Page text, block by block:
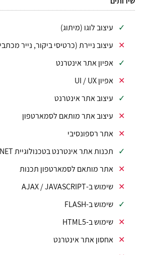
עיצוב לוגו (מיתוג)
עיצוב ניירת (כרטיסי ביקור, נייר
אפיון אתר אינטרנט
אפיון UI / UX
עיצוב אתר אינטרנט
עיצוב אתר מותאם לסמארטפון
אתר רספונסיבי
תכנות אתר אינטרנט בטכנולוגיית ASP.NET
אתר מותאם לסמארטפון תכנות
שימוש ב-AJAX / JAVASCRIPT
שימוש ב-FLASH
שימוש ב-HTML5
אחסון אתר אינטרנט